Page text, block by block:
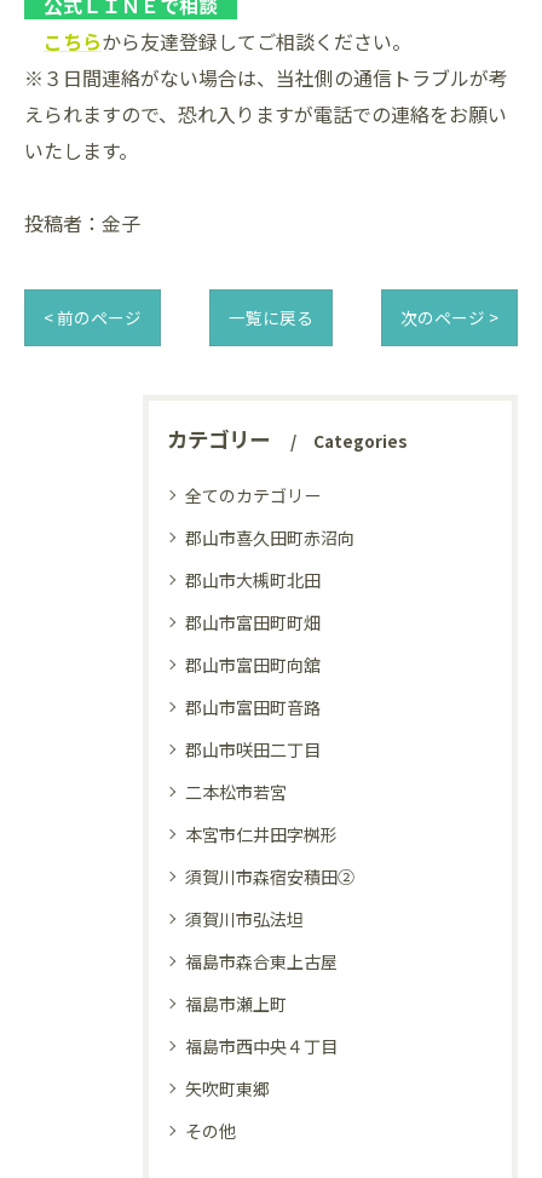
こちらから友達登録してご相談ください。
※３日間連絡がない場合は、当社側の通信トラブルが考
えられますので、恐れ入りますが電話での連絡をお願い
いたします。
投稿者：金子
< 前のページ 一覧に戻る 次のページ >
カテゴリー Categories
全てのカテゴリー
郡山市喜久田町赤沼向
郡山市大槻町北田
郡山市富田町町畑
郡山市富田町向舘
郡山市富田町音路
郡山市咲田二丁目
二本松市若宮
本宮市仁井田字桝形
須賀川市森宿安積田②
須賀川市弘法坦
福島市森合東上古屋
福島市瀬上町
福島市西中央４丁目
矢吹町東郷
その他